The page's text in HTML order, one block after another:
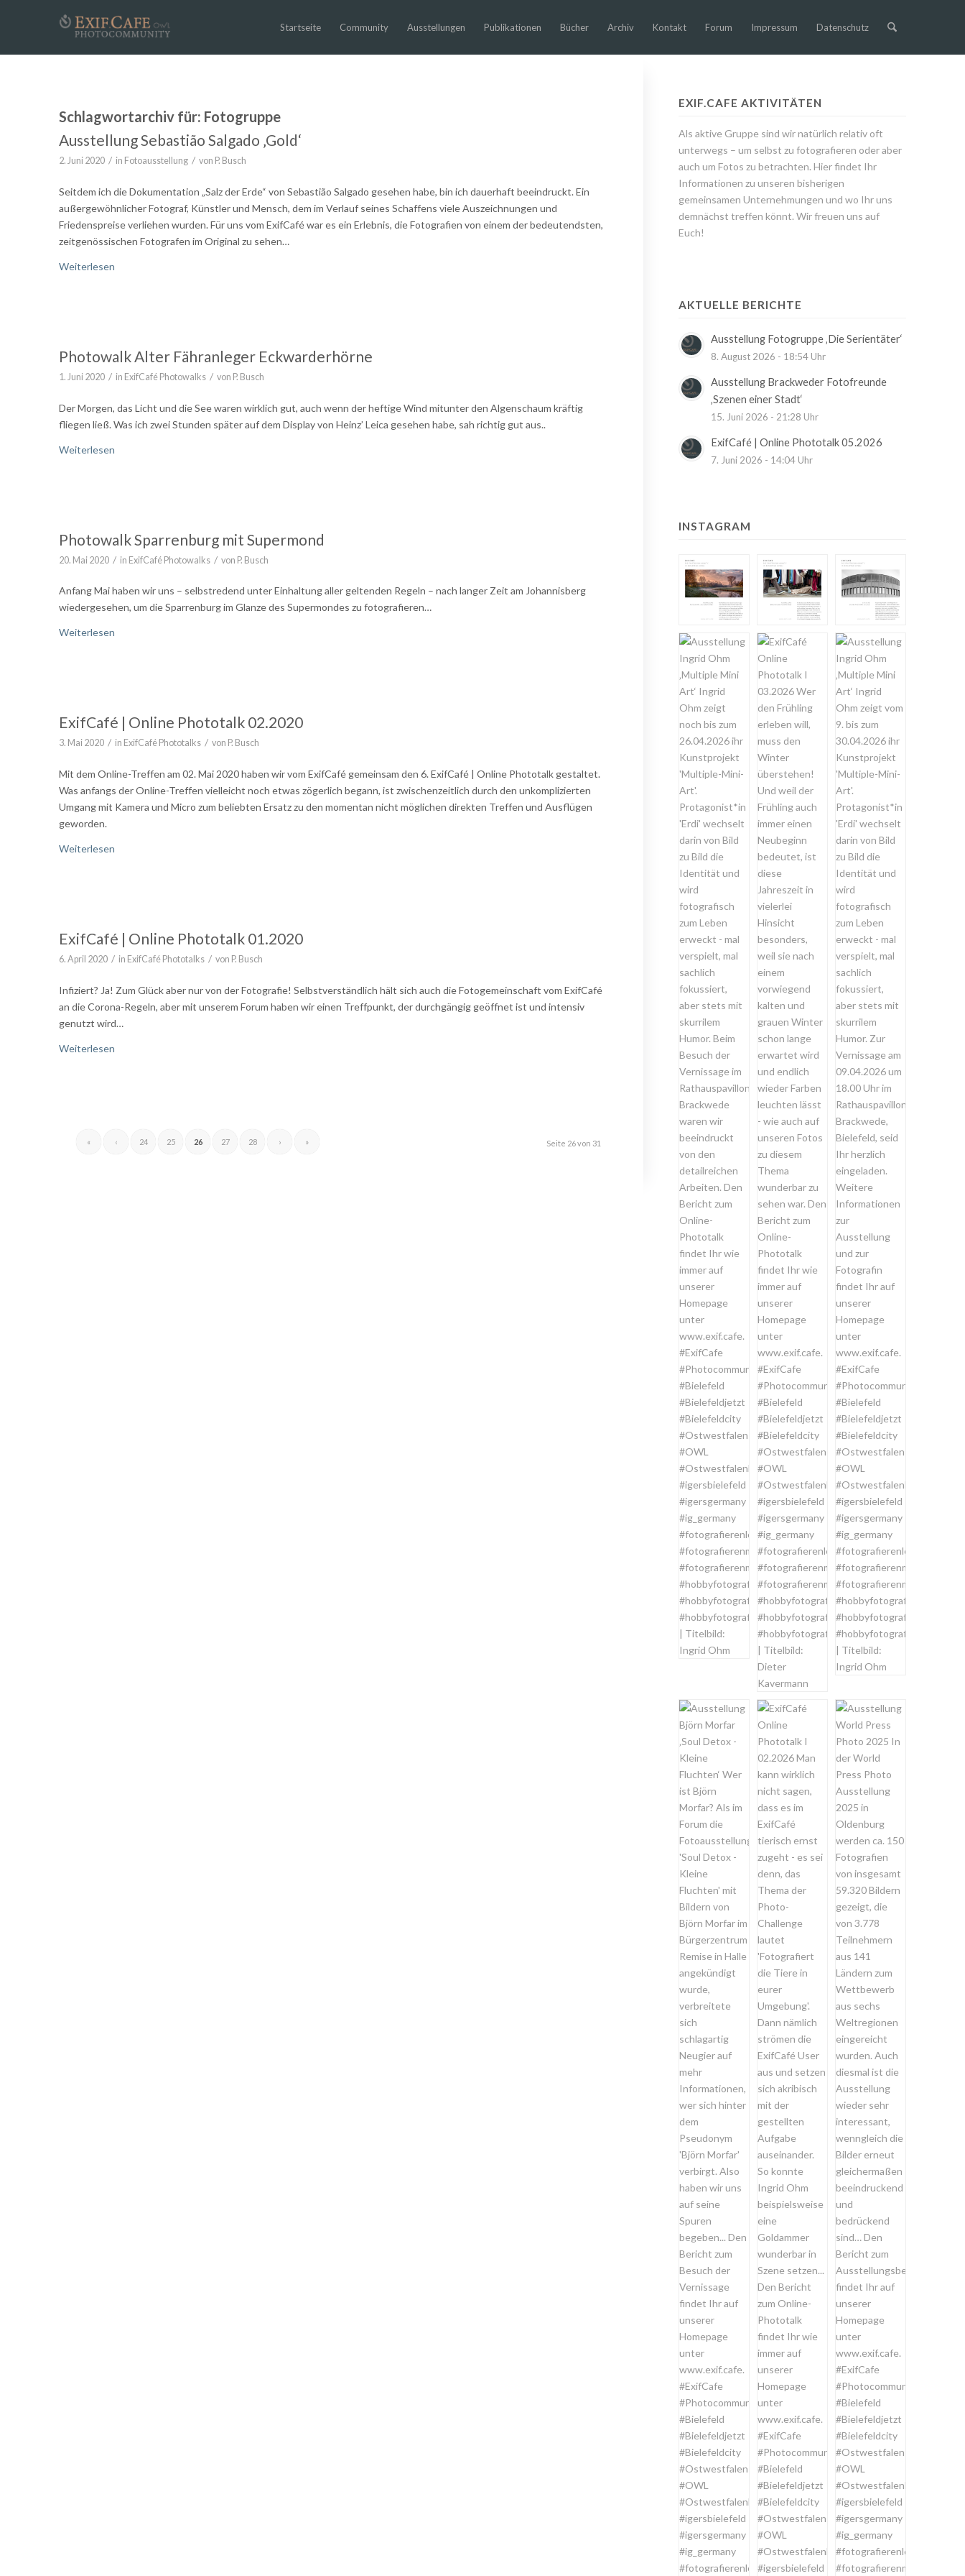
Startseite Community Ausstellungen Publikationen Bücher Archiv Kontakt Forum Impressum Datenschutz
Schlagwortarchiv für: Fotogruppe
Ausstellung Sebastião Salgado ‚Gold‘
2. Juni 2020 / in Fotoausstellung / von P. Busch
Seitdem ich die Dokumentation „Salz der Erde“ von Sebastião Salgado gesehen habe, bin ich dauerhaft beeindruckt. Ein
außergewöhnlicher Fotograf, Künstler und Mensch, dem im Verlauf seines Schaffens viele Auszeichnungen und
Friedenspreise verliehen wurden. Für uns vom ExifCafé war es ein Erlebnis, die Fotografien von einem der bedeutendsten,
zeitgenössischen Fotografen im Original zu sehen…
Weiterlesen
Photowalk Alter Fähranleger Eckwarderhörne
1. Juni 2020 / in ExifCafé Photowalks / von P. Busch
Der Morgen, das Licht und die See waren wirklich gut, auch wenn der heftige Wind mitunter den Algenschaum kräftig
fliegen ließ. Was ich zwei Stunden später auf dem Display von Heinz’ Leica gesehen habe, sah richtig gut aus..
Weiterlesen
Photowalk Sparrenburg mit Supermond
20. Mai 2020 / in ExifCafé Photowalks / von P. Busch
Anfang Mai haben wir uns – selbstredend unter Einhaltung aller geltenden Regeln – nach langer Zeit am Johannisberg
wiedergesehen, um die Sparrenburg im Glanze des Supermondes zu fotografieren…
Weiterlesen
ExifCafé | Online Phototalk 02.2020
3. Mai 2020 / in ExifCafé Phototalks / von P. Busch
Mit dem Online-Treffen am 02. Mai 2020 haben wir vom ExifCafé gemeinsam den 6. ExifCafé | Online Phototalk gestaltet.
Was anfangs der Online-Treffen vielleicht noch etwas zögerlich begann, ist zwischenzeitlich durch den unkomplizierten
Umgang mit Kamera und Micro zum beliebten Ersatz zu den momentan nicht möglichen direkten Treffen und Ausflügen
geworden.
Weiterlesen
ExifCafé | Online Phototalk 01.2020
6. April 2020 / in ExifCafé Phototalks / von P. Busch
Infiziert? Ja! Zum Glück aber nur von der Fotografie! Selbstverständlich hält sich auch die Fotogemeinschaft vom ExifCafé
an die Corona-Regeln, aber mit unserem Forum haben wir einen Treffpunkt, der durchgängig geöffnet ist und intensiv
genutzt wird…
Weiterlesen
Seite 26 von 31
« ‹ 24 25 26 27 28 › »
EXIF.CAFE AKTIVITÄTEN
Als aktive Gruppe sind wir natürlich relativ oft
unterwegs – um selbst zu fotografieren oder aber
auch um Fotos zu betrachten. Hier findet Ihr
Informationen zu unseren bisherigen
gemeinsamen Unternehmungen und wo Ihr uns
demnächst treffen könnt. Wir freuen uns auf
Euch!
AKTUELLE BERICHTE
Ausstellung Fotogruppe ‚Die Serientäter‘
8. August 2026 - 18:54 Uhr
Ausstellung Brackweder Fotofreunde
‚Szenen einer Stadt‘
15. Juni 2026 - 21:28 Uhr
ExifCafé | Online Phototalk 05.2026
7. Juni 2026 - 14:04 Uhr
INSTAGRAM